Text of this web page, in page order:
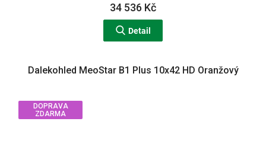
34 536 Kč
Detail
DOPRAVA
ZDARMA
Dalekohled MeoStar B1 Plus 10x42 HD Oranžový